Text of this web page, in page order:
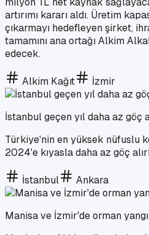
artırımı kararı aldı. Üretim
çıkarmayı hedefleyen şirket,
tamamını ana ortağı Alkim
edecek.
Alkim Kağıt İzmir
İstanbul geçen yıl daha az göç
Türkiye'nin en yüksek nüfuslu
2024'e kıyasla daha az göç
İstanbul Ankara
Manisa ve İzmir'de orman